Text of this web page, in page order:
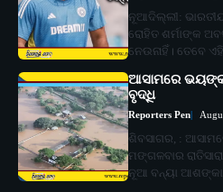
ନୂଆଦିଲ୍ଲୀ:
ରୋହିତ ଶର୍ମାଙ୍କ
ନେଉନାହିଁ। ତେବେ
ଆସାମରେ
ବୃଦ୍ଧି
Reporters Pen
ଶିବସାଗର, :
ମଙ୍ଗଳବାର
ନୂଆ ବନ୍ୟା